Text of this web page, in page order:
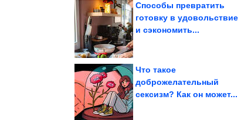
Способы превратить
готовку в удовольствие
и сэкономить...
Что такое
доброжелательный
сексизм? Как он может...